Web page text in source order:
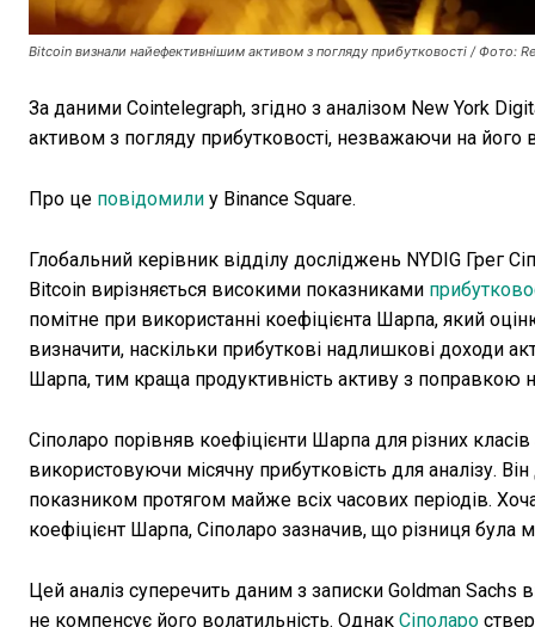
Bitcoin визнали найефективнішим активом з погляду прибутковості / Фото:
За даними Cointelegraph, згідно з аналізом New York
активом з погляду прибутковості, незважаючи на його
Про це повідомили у Binance Square.
Глобальний керівник відділу досліджень NYDIG Грег
Bitcoin вирізняється високими показниками
помітне при використанні коефіцієнта Шарпа, який
визначити, наскільки прибуткові надлишкові доходи
Шарпа, тим краща продуктивність активу з поправкою
Сіполаро порівняв коефіцієнти Шарпа для різних
використовуючи місячну прибутковість для аналізу.
показником протягом майже всіх часових періодів.
коефіцієнт Шарпа, Сіполаро зазначив, що різниця була
Цей аналіз суперечить даним з записки Goldman Sachs
не компенсує його волатильність. Однак Сіполаро